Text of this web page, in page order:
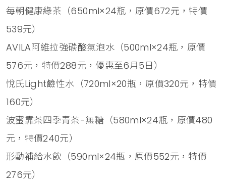
每朝健康綠茶（650ml×24瓶，原價672元，特價
539元）
AVILA阿維拉強碳酸氣泡水（500ml×24瓶，原價
576元，特價288元，優惠至6月5日）
悅氏Light鹼性水（720ml×20瓶，原價320元，特價
160元）
波蜜靠茶四季青茶-無糖（580ml×24瓶，原價480
元，特價240元）
形動補給水飲（590ml×24瓶，原價552元，特價
276元）